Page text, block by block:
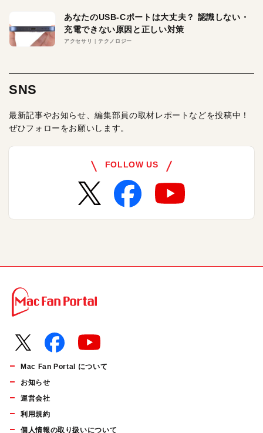
あなたのUSB-Cポートは大丈夫？ 認識しない・
充電できない原因と正しい対策
アクセサリ テクノロジー
SNS
最新記事やお知らせ、編集部員の取材レポートなどを投稿中！
ぜひフォローをお願いします。
FOLLOW US
Mac Fan Portal について
お知らせ
運営会社
利用規約
個人情報の取り扱いについて